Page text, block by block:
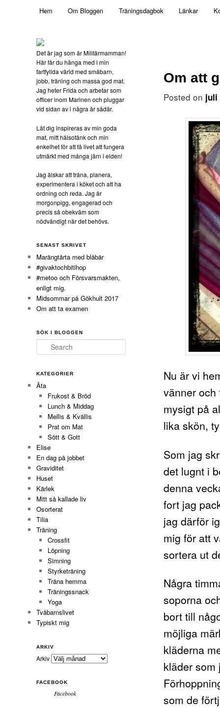
Militärmamman
Skip to primary content
Hem Om Bloggen Träningsdagbok Länkar
Om att
Posted on juli
Nu är vi
vänner
mysigt på
lika skön,
Som jag
det lugnt i
denna
fort jag
jag därför
mig för att
sortera ut
Några
soporna
bort till
möjliga
kläderna
kläder som
som de
Det är jag som är Militärmamman!
Här får du hänga med i min
fartfyllda värld med småbarn,
jobb, träning och massa god mat.
Jag heter Frida och arbetar som
officer inom Marinen och pluggar
vid sidan av i några år sådär.
Låt dig inspireras av min goda
mat, mitt hälsotänk och min
enkelhet för att få livet att fungera
utmärkt med många järn i elden!
Jag älskar att träna, planera,
experimentera i köket och att ha
ordning och reda. Jag är
morgonpigg, engagerad och
precis så obekväm som
nödvändigt när det behövs.
SENAST SKRIVET
Marängtårta med blåbär
#givaktochbitihop
#metoo och Försvarsmakten,
enligt mig.
Midsommar på Gökhult 2017
Om att ta examen
SÖK I BLOGGEN
Search
KATEGORIER
Äta
Frukost & Bröd
Lunch & Middag
Mellis & Kvällis
Prat om Mat
Sött & Gott
Elise
En dag på jobbet
Graviditet
Huset
Kärlek
Mitt så kallade liv
Osorterat
Tilia
Träning
Crossfit
Löpning
Simning
Styrketräning
Träna hemma
Träningssnack
Yoga
Tvåbarnslivet
Typiskt mig
ARKIV
Arkiv
FACEBOOK
Facebook